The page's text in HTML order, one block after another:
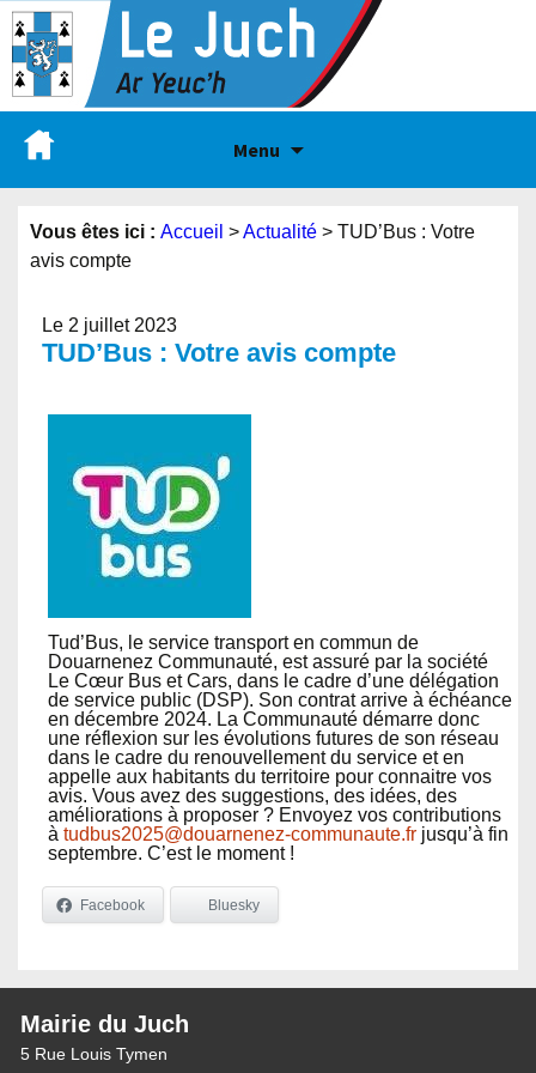
Menu
Vous êtes ici : Accueil >Actualité > TUD’Bus : Votre
avis compte
Le 2 juillet 2023
TUD’Bus : Votre avis compte
Tud’Bus, le service transport en commun de
Douarnenez Communauté, est assuré par la société
Le Cœur Bus et Cars, dans le cadre d’une délégation
de service public (DSP). Son contrat arrive à échéance
en décembre 2024. La Communauté démarre donc
une réflexion sur les évolutions futures de son réseau
dans le cadre du renouvellement du service et en
appelle aux habitants du territoire pour connaitre vos
avis. Vous avez des suggestions, des idées, des
améliorations à proposer ? Envoyez vos contributions
à tudbus2025@douarnenez-communaute.fr jusqu’à fin
septembre. C’est le moment !
Facebook Bluesky
Mairie du Juch
5 Rue Louis Tymen